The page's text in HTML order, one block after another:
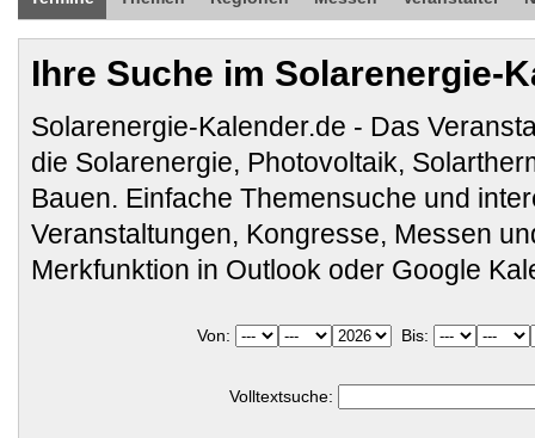
Ihre Suche im Solarenergie-
Solarenergie-Kalender.de - Das
die Solarenergie, Photovoltaik,
Bauen. Einfache Themensuche und
Veranstaltungen, Kongresse, Messen
Merkfunktion in Outlook oder Google
Von: Bis:
Volltextsuche: